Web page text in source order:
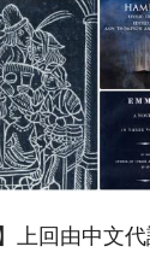
回由中文代